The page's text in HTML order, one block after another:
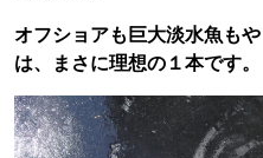
オフショアも巨大淡水魚も
は、まさに理想の１本です。